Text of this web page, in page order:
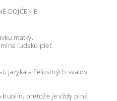
DOJČENIE
matky.
ľudskú pleť.
jazyka a čeľustných svalov
pretože je vždy plná